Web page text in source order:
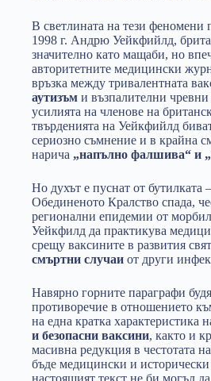
В светлината на тези феномени
1998 г. Андрю Уейкфийлд,
значително като мащаби, но
авторитетните медицински
връзка между тривалентната
аутизъм и възпалителни чревни
усилията на членове на
твърденията на Уейкфийлд
сериозно съмнение и в крайна
нарича „напълно фалшива“ и
Но духът е пуснат от
Обединеното Кралство спада,
регионални епидемии от
Уейкфилд да практикува
срещу ваксините в развития
смъртни случаи от други
Навярно горните параграфи
противоречие в отношението
на една кратка характеристика
и безопасни ваксини, както и
масивна редукция в честотата
бъде медицински и
настоящият текст не би могъл